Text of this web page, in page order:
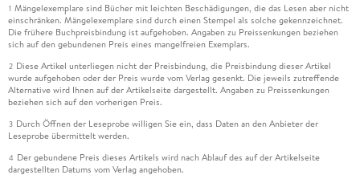
1 Mängelexemplare sind Bücher mit leichten Beschädigungen, die das Lesen aber nicht
einschränken. Mängelexemplare sind durch einen Stempel als solche gekennzeichnet.
Die frühere Buchpreisbindung ist aufgehoben. Angaben zu Preissenkungen beziehen
sich auf den gebundenen Preis eines mangelfreien Exemplars.
2 Diese Artikel unterliegen nicht der Preisbindung, die Preisbindung dieser Artikel
wurde aufgehoben oder der Preis wurde vom Verlag gesenkt. Die jeweils zutreffende
Alternative wird Ihnen auf der Artikelseite dargestellt. Angaben zu Preissenkungen
beziehen sich auf den vorherigen Preis.
3 Durch Öffnen der Leseprobe willigen Sie ein, dass Daten an den Anbieter der
Leseprobe übermittelt werden.
4 Der gebundene Preis dieses Artikels wird nach Ablauf des auf der Artikelseite
dargestellten Datums vom Verlag angehoben.